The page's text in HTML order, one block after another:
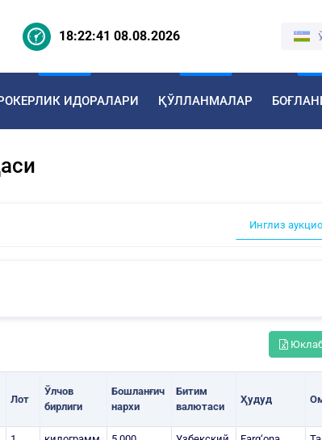
18:22:42 08.08.2026
ИДОРАЛАРИ ҚЎЛЛАНМАЛАР
Инглиз
Лот
Ўлчов
бирлиги
Бошланғич
нархи
Битим
валютаси
Ҳудуд